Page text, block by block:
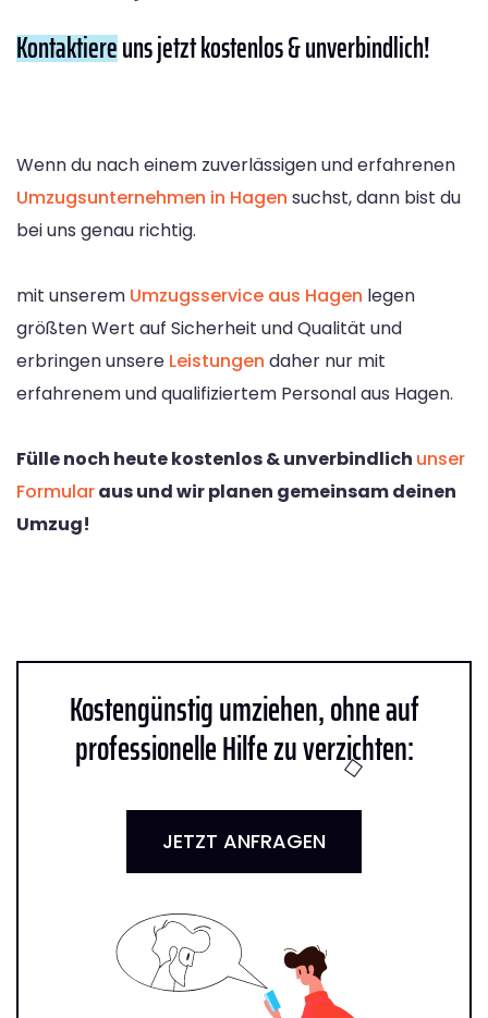
Kontaktiereuns jetzt kostenlos & unverbindlich!
Wenn du nach einem zuverlässigen und erfahrenen
Umzugsunternehmen in Hagen suchst, dann bist du
bei uns genau richtig.
mit unserem Umzugsservice aus Hagen legen
größten Wert auf Sicherheit und Qualität und
erbringen unsere Leistungen daher nur mit
erfahrenem und qualifiziertem Personal aus Hagen.
Fülle noch heute kostenlos & unverbindlich unser
Formularaus und wir planen gemeinsam deinen
Umzug!
Kostengünstig umziehen, ohne auf
professionelle Hilfe zu verzichten:
JETZT ANFRAGEN